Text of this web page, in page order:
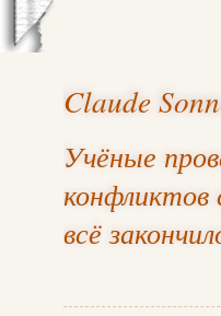
Claude
Учёные
конфликтов
всё